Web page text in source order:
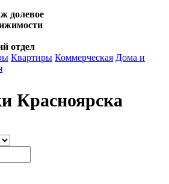
долевое
отдел
Квартиры Коммерческая Дома и
Красноярска